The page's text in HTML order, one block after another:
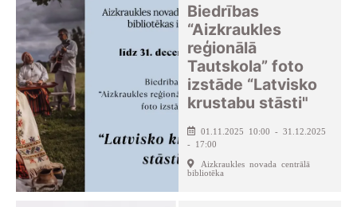
Biedrības
“Aizkraukles
reģionālā
Tautskola” foto
izstāde “Latvisko
krustabu stāsti"
01.11.2025 10:00 - 31.12.2025
- 17:00
Aizkraukles novada centrālā
bibliotēka